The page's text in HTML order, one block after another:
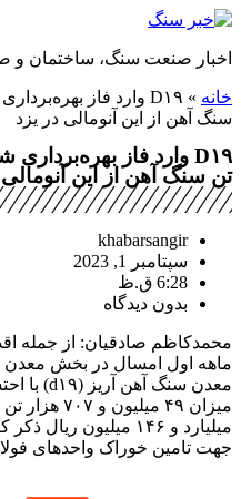
صنعت سنگ، ساختمان و
»
آهن از این آنومالی در یزد
سنگ آهن از این آنومالی
khabarsangir
سپتامبر 1, 2023
6:28 ق.ظ
بدون دیدگاه
صادقیان: از جمله
اول امسال در بخش معدن
میلیارد و ۱۴۶ میلیون
تامین خوراک واحدهای